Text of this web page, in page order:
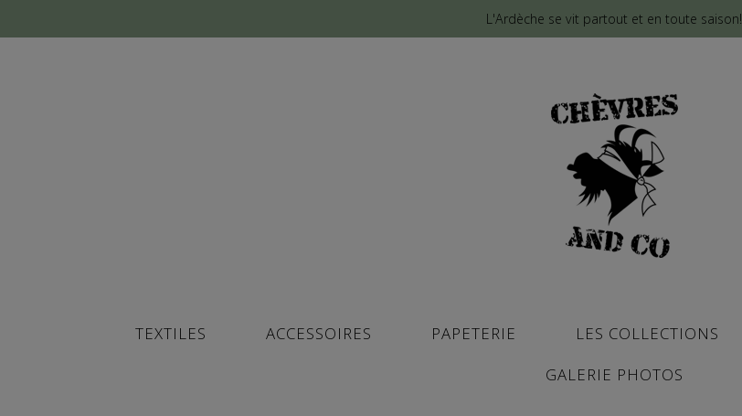
L'Ardèche se vit partout et en toute saison!
TEXTILES ACCESSOIRES PAPETERIE LES COLLECTIONS
GALERIE PHOTOS